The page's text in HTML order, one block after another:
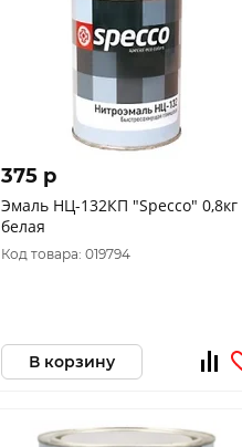
375 p
Эмаль НЦ-132КП "Specco" 0,8кг
белая
Код товара: 019794
В корзину